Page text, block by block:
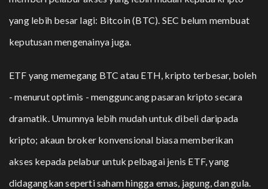
yang lebih besar lagi: Bitcoin (BTC). SEC belum membuat
keputusan mengenainya juga.
ETF yang memegang BTC atau ETH, kripto terbesar, boleh
- menurut optimis - mengguncang pasaran kripto secara
dramatik. Umumnya lebih mudah untuk dibeli daripada
kripto; akaun broker konvensional biasa memberikan
akses kepada pelabur untuk pelbagai jenis ETF, yang
didagangkan seperti saham hingga emas, jagung, dan gula.